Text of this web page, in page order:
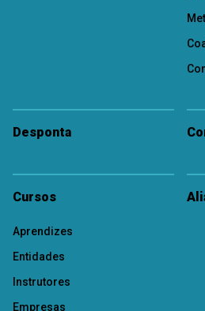
Desponta
Cursos
Aprendizes
Entidades
Instrutores
Empresas